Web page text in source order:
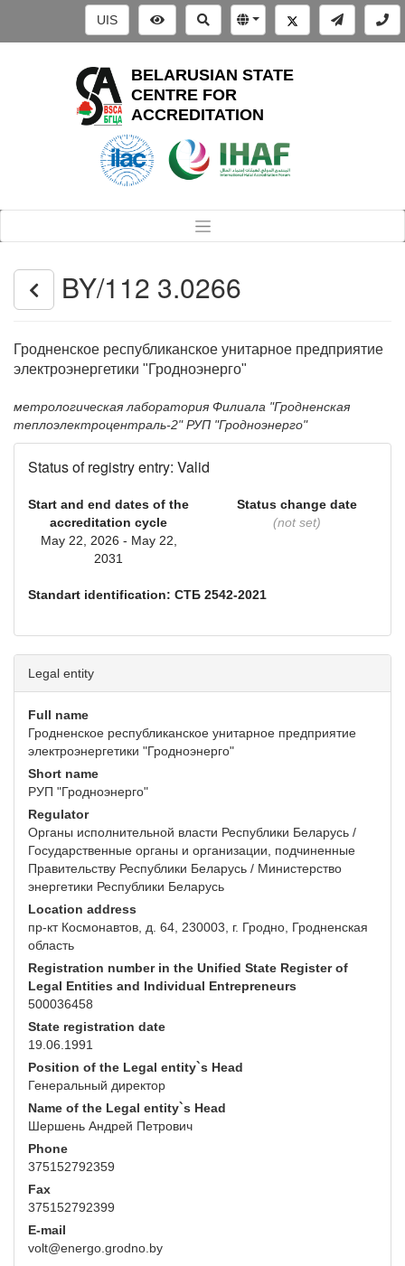
UIS
BELARUSIAN STATE
CENTRE FOR
ACCREDITATION
BY/112 3.0266
Гродненское республиканское унитарное предприятие
электроэнергетики "Гродноэнерго"
метрологическая лаборатория Филиала "Гродненская
теплоэлектроцентраль-2" РУП "Гродноэнерго"
Status of registry entry: Valid
Start and end dates of the
accreditation cycle
May 22, 2026 - May 22,
2031
Status change date
(not set)
Standart identification: СТБ 2542-2021
Legal entity
Full name
Гродненское республиканское унитарное предприятие
электроэнергетики "Гродноэнерго"
Short name
РУП "Гродноэнерго"
Regulator
Органы исполнительной власти Республики Беларусь /
Государственные органы и организации, подчиненные
Правительству Республики Беларусь / Министерство
энергетики Республики Беларусь
Location address
пр-кт Космонавтов, д. 64, 230003, г. Гродно, Гродненская
область
Registration number in the Unified State Register of
Legal Entities and Individual Entrepreneurs
500036458
State registration date
19.06.1991
Position of the Legal entity`s Head
Генеральный директор
Name of the Legal entity`s Head
Шершень Андрей Петрович
Phone
375152792359
Fax
375152792399
E-mail
volt@energo.grodno.by